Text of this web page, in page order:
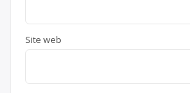
Site web